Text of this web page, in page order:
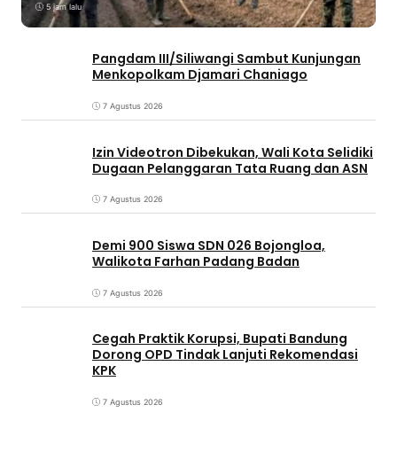
5 jam lalu
Pangdam III/Siliwangi Sambut Kunjungan
Menkopolkam Djamari Chaniago
7 Agustus 2026
Izin Videotron Dibekukan, Wali Kota Selidiki
Dugaan Pelanggaran Tata Ruang dan ASN
7 Agustus 2026
Demi 900 Siswa SDN 026 Bojongloa,
Walikota Farhan Padang Badan
7 Agustus 2026
Cegah Praktik Korupsi, Bupati Bandung
Dorong OPD Tindak Lanjuti Rekomendasi
KPK
7 Agustus 2026